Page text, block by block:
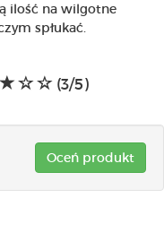
ilość na wilgotne
spłukać.
(3/5)
Oceń produkt